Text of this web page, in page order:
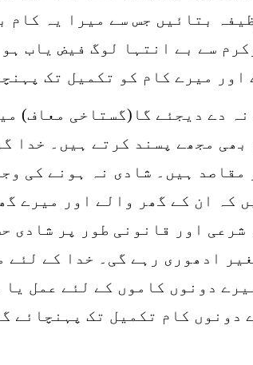
بتائیں جس سے میرا یہ کام
سے بے انتہا لوگ فیض یاب
میرے کام کو تکمیل تک
دے دیجئے گا(گستاخی معاف)
ہے، پسند کرتی ہوں۔ وہ بھی مجھے پسند کرتے ہیں۔
ہیں۔ شادی نہ ہونے کی
کہ ان کے گھر والے اور میرے
اور قانونی طور پر شادی
ادھوری رہے گی۔ خدا کے لئے
دونوں کاموں کے لئے عمل یا
دونوں کام تکمیل تک پہنچائے